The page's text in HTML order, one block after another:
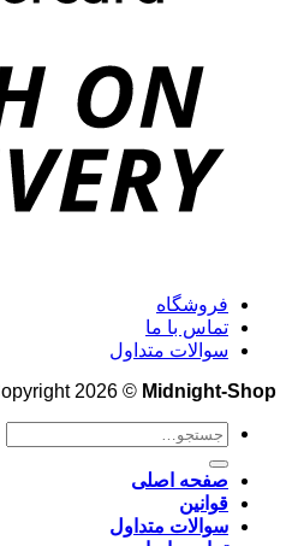
فروشگاه
تماس با ما
سوالات متداول
2026 © Midnight-Shop
جستجو
صفحه اصلی
قوانین
سوالات متداول